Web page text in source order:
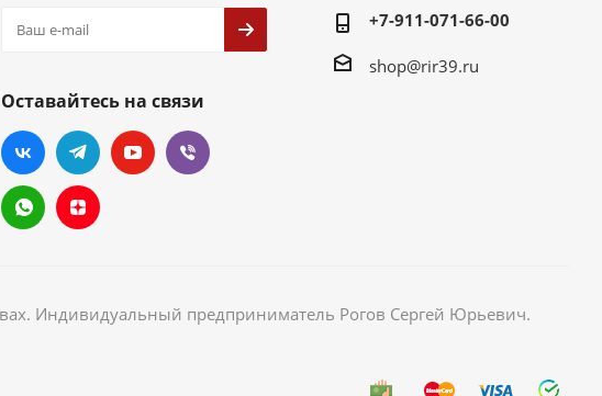
Оставайтесь на связи
+7-911-071-66-00
shop@rir39.ru
Индивидуальный предприниматель Рогов Сергей Юрьевич.